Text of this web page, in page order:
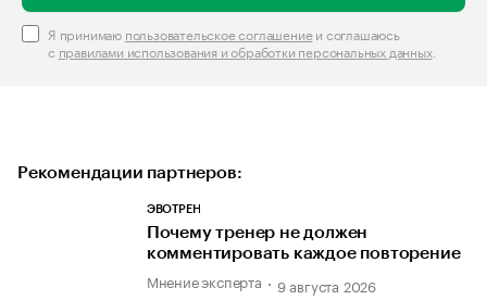
Я принимаю пользовательское соглашениеи соглашаюсь
с правилами использования и обработки персональных данных.
Рекомендации партнеров:
ЭВОТРЕН
Почему тренер не должен
комментировать каждое повторение
Мнение эксперта 9 августа 2026